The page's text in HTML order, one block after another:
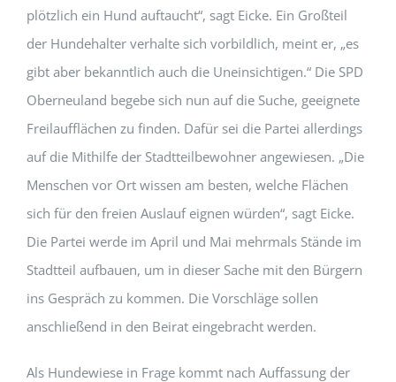
plötzlich ein Hund auftaucht“, sagt Eicke. Ein Großteil
der Hundehalter verhalte sich vorbildlich, meint er, „es
gibt aber bekanntlich auch die Uneinsichtigen.“ Die SPD
Oberneuland begebe sich nun auf die Suche, geeignete
Freilaufflächen zu finden. Dafür sei die Partei allerdings
auf die Mithilfe der Stadtteilbewohner angewiesen. „Die
Menschen vor Ort wissen am besten, welche Flächen
sich für den freien Auslauf eignen würden“, sagt Eicke.
Die Partei werde im April und Mai mehrmals Stände im
Stadtteil aufbauen, um in dieser Sache mit den Bürgern
ins Gespräch zu kommen. Die Vorschläge sollen
anschließend in den Beirat eingebracht werden.
Als Hundewiese in Frage kommt nach Auffassung der